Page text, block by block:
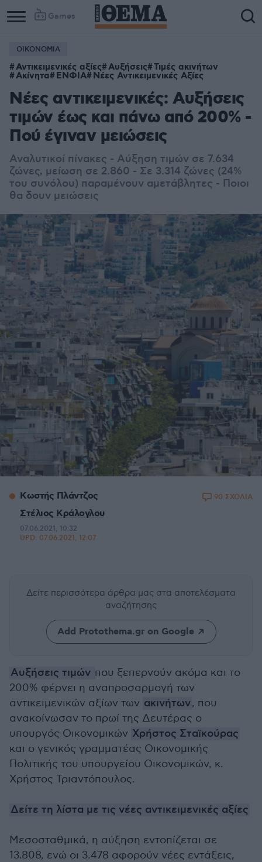
Games
Column
1
Column
2
ΟΙΚΟΝΟΜΙΑ
Αντικειμενικές αξίες Αυξήσεις Τιμές ακινήτων
Ακίνητα ΕΝΦΙΑ Νέες Αντικειμενικές Αξίες
Νέες αντικειμενικές: Αυξήσεις
τιμών έως και πάνω από 200% -
Πού έγιναν μειώσεις
Αναλυτικοί πίνακες - Αύξηση τιμών σε 7.634
ζώνες, μείωση σε 2.860 - Σε 3.314 ζώνες (24%
του συνόλου) παραμένουν αμετάβλητες - Ποιοι
θα δουν μειώσεις
Κωστής Πλάντζος
Στέλιος Κράλογλου
07.06.2021, 10:32
UPD: 07.06.2021, 12:07
90 ΣΧΟΛΙΑ
Δείτε περισσότερα άρθρα μας στα αποτελέσματα
αναζήτησης
Add Protothema.gr on Google
Αυξήσεις τιμών που ξεπερνούν ακόμα και το
200% φέρνει η αναπροσαρμογή των
αντικειμενικών αξίων των ακινήτων, που
ανακοίνωσαν το πρωί της Δευτέρας ο
υπουργός Οικονομικών Χρήστος Σταϊκούρας
και ο γενικός γραμματέας Οικονομικής
Πολιτικής του υπουργείου Οικονομικών, κ.
Χρήστος Τριαντόπουλος.
Δείτε τη λίστα με τις νέες αντικειμενικές αξίες
Μεσοσταθμικά, η αύξηση εντοπίζεται σε
13.808, ενώ οι 3.478 αφορούν νέες εντάξεις,